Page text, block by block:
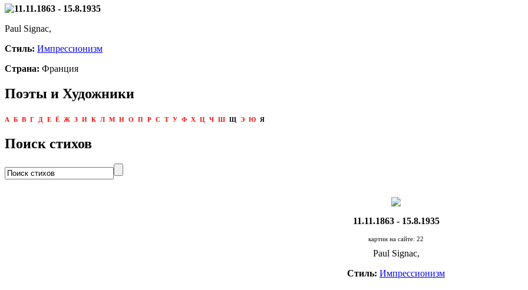
11.11.1863 - 15.8.1935
Paul Signac,
Стиль: Импрессионизм
Страна: Франция
Поэты и Художники
А Б В Г Д Е Ё Ж З И К Л М Н О П Р С Т У Ф Х Ц Ч Ш Щ Э Ю Я
Поиск стихов
11.11.1863 - 15.8.1935
картин на сайте: 22
Paul Signac,
Стиль: Импрессионизм